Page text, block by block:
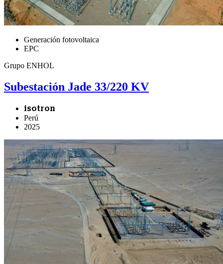
Generación fotovoltaica
EPC
Grupo ENHOL
Subestación Jade 33/220 KV
isotron
Perú
2025